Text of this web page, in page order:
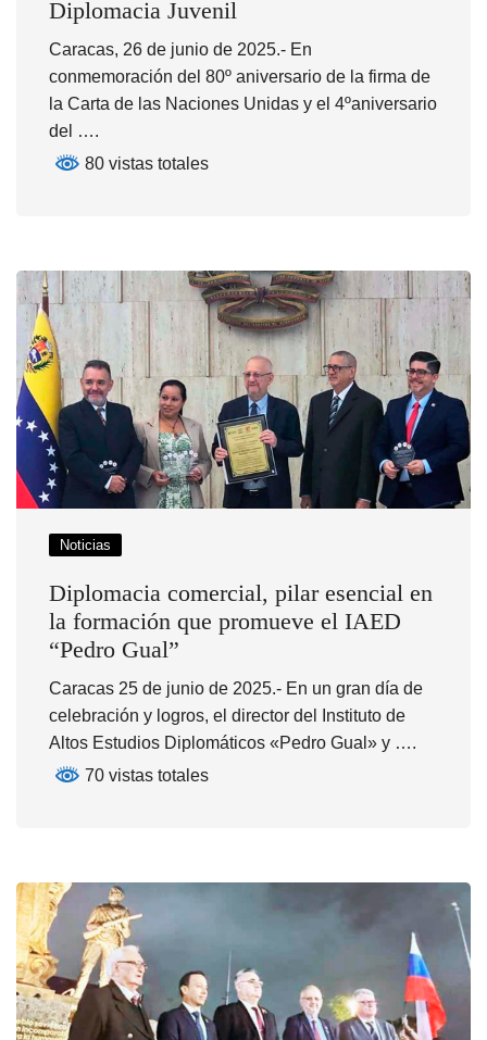
Diplomacia Juvenil
Caracas, 26 de junio de 2025.- En
conmemoración del 80º aniversario de la firma de
la Carta de las Naciones Unidas y el 4ºaniversario
del ….
80 vistas totales
Noticias
Diplomacia comercial, pilar esencial en
la formación que promueve el IAED
“Pedro Gual”
Caracas 25 de junio de 2025.- En un gran día de
celebración y logros, el director del Instituto de
Altos Estudios Diplomáticos «Pedro Gual» y ….
70 vistas totales